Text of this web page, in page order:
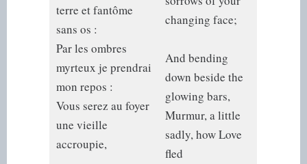
terre et fantôme
sans os :
Par les ombres
myrteux je prendrai
mon repos :
Vous serez au foyer
une vieille
accroupie,
changing face;
And bending
down beside the
glowing bars,
Murmur, a little
sadly, how Love
fled